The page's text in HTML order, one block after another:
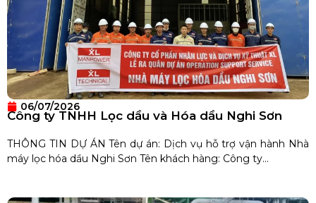
06/07/2026
Công ty TNHH Lọc dầu và Hóa dầu Nghi Sơn
THÔNG TIN DỰ ÁN Tên dự án: Dịch vụ hỗ trợ vận hành Nhà
máy lọc hóa dầu Nghi Sơn Tên khách hàng: Công ty...